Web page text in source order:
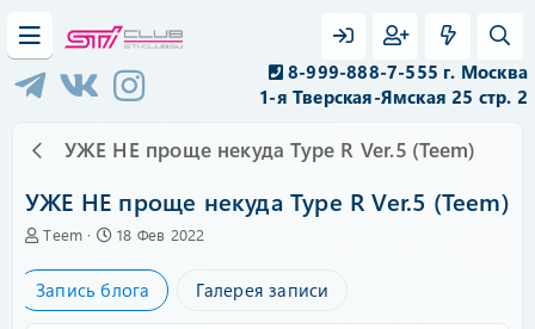
8-999-888-7-555 г. Москва
1-я Тверская-Ямская 25 стр. 2
УЖЕ НЕ проще некуда Type R Ver.5 (Teem)
УЖЕ НЕ проще некуда Type R Ver.5 (Teem)
А
т
о
Teem
C
e
a
18 Фев 2022
Запись блога Галерея записи